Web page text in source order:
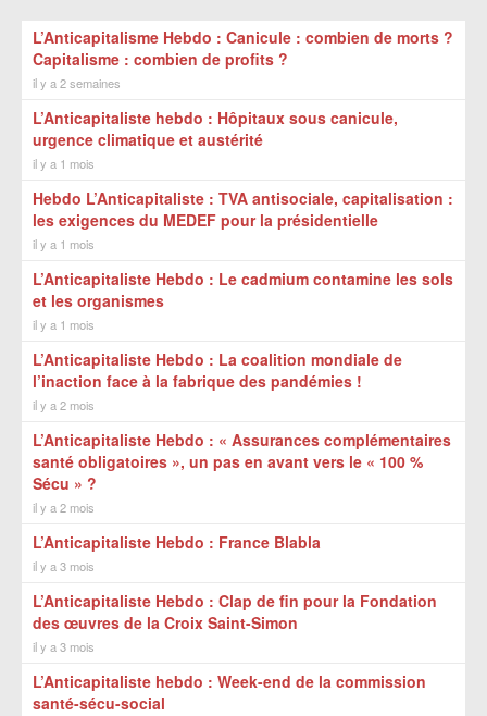
L’Anticapitalisme Hebdo : Canicule : combien de morts ?
Capitalisme : combien de profits ?
il y a 2 semaines
L’Anticapitaliste hebdo : Hôpitaux sous canicule,
urgence climatique et austérité
il y a 1 mois
Hebdo L’Anticapitaliste : TVA antisociale, capitalisation :
les exigences du MEDEF pour la présidentielle
il y a 1 mois
L’Anticapitaliste Hebdo : Le cadmium contamine les sols
et les organismes
il y a 1 mois
L’Anticapitaliste Hebdo : La coalition mondiale de
l’inaction face à la fabrique des pandémies !
il y a 2 mois
L’Anticapitaliste Hebdo : « Assurances complémentaires
santé obligatoires », un pas en avant vers le « 100 %
Sécu » ?
il y a 2 mois
L’Anticapitaliste Hebdo : France Blabla
il y a 3 mois
L’Anticapitaliste Hebdo : Clap de fin pour la Fondation
des œuvres de la Croix Saint-Simon
il y a 3 mois
L’Anticapitaliste hebdo : Week-end de la commission
santé-sécu-social